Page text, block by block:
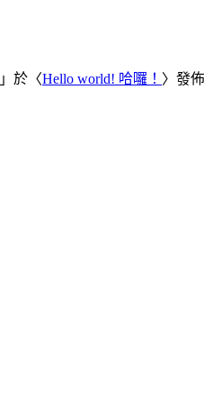
」於〈Hello world! 哈囉！ 〉發